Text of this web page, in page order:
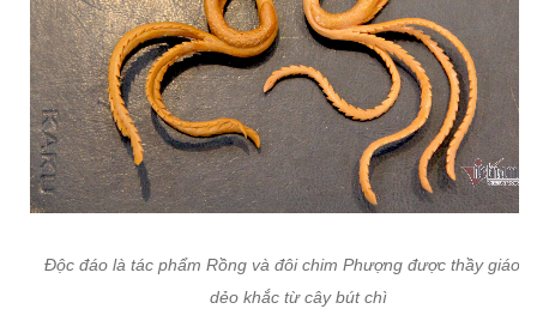
Độc đáo là tác phẩm Rồng và đôi chim Phượng được thầy giáo
dẻo khắc từ cây bút chì